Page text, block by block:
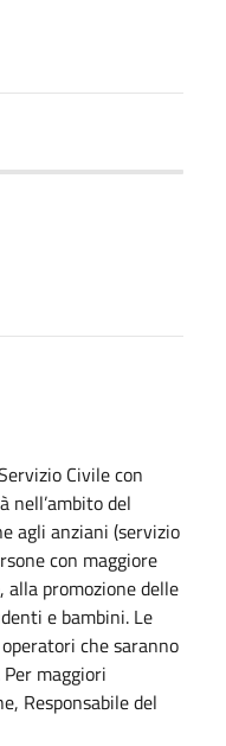
Civile con
nell’ambito del
agli anziani (servizio
con maggiore
alla promozione delle
e bambini. Le
che saranno
maggiori
Responsabile del